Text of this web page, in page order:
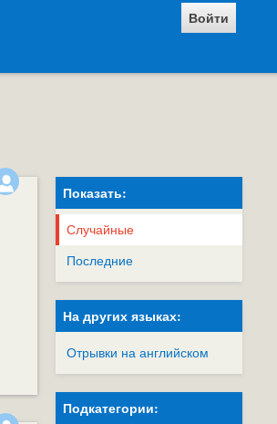
Войти
Показать:
Случайные
Последние
На других языках:
Отрывки на английском
Подкатегории: